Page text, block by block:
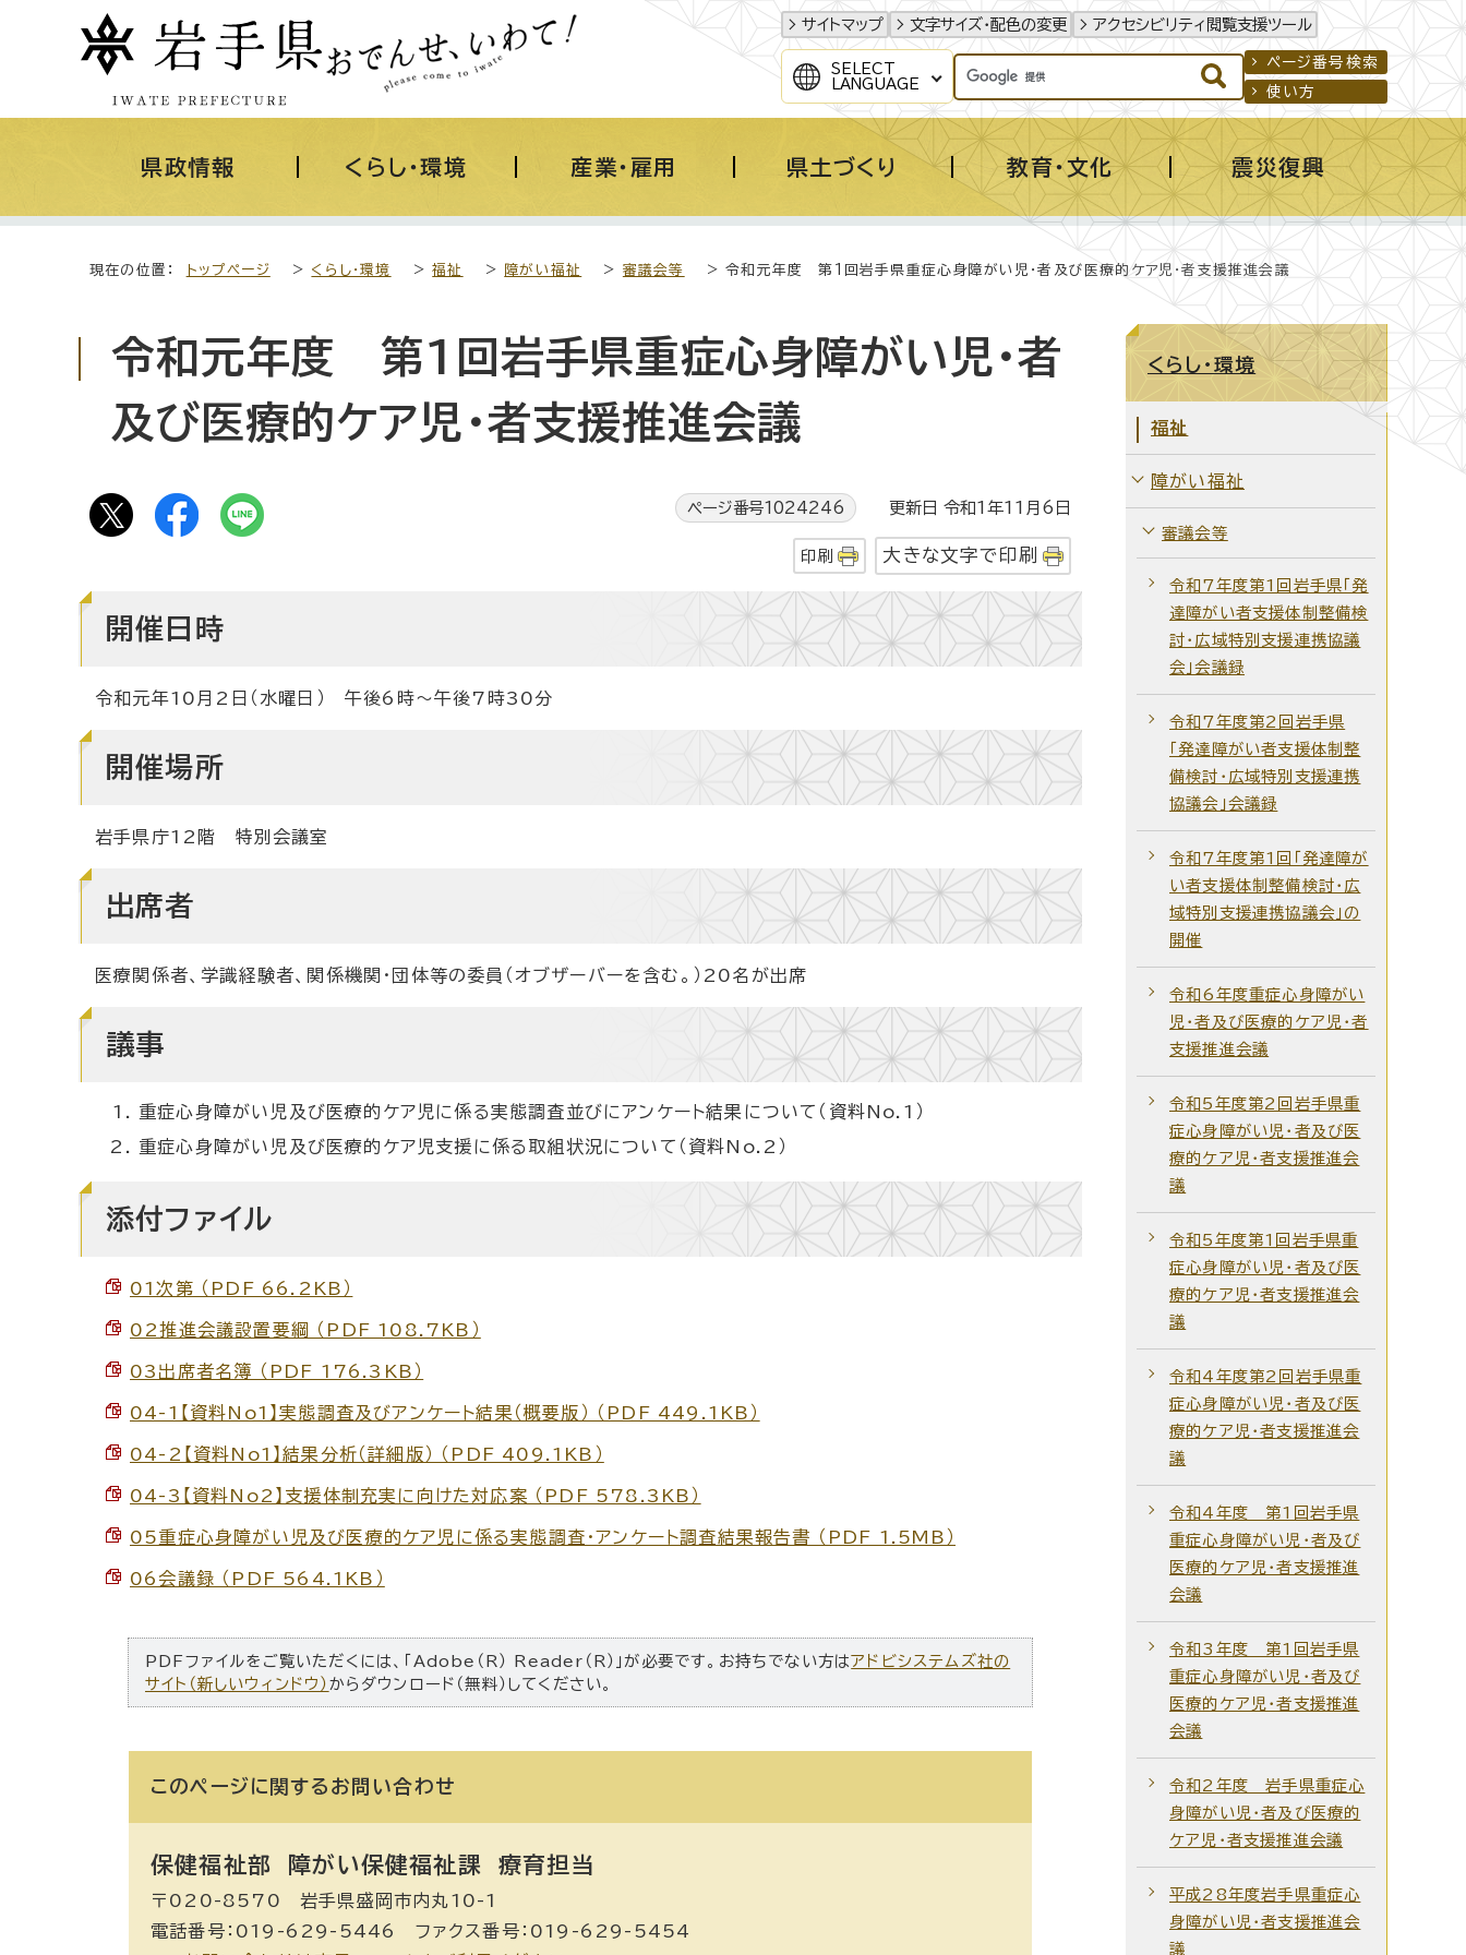
サイトマップ 文字サイズ・配色の変更 アクセシビリティ閲覧支援ツール
SELECT
LANGUAGE
ページ番号検索
使い方
県政情報 くらし・環境 産業・雇用 県土づくり 教育・文化 震災復興
現在の位置： トップページ > くらし・環境 >福祉 > 障がい福祉 > 審議会等 > 令和元年度 第1回岩手県重症心身障がい児・者及び医療的ケア児・者支援推進会議
令和元年度 第1回岩手県重症心身障がい児・者
及び医療的ケア児・者支援推進会議
ページ番号1024246 更新日 令和1年11月6日
印刷 大きな文字で印刷
開催日時
令和元年10月2日（水曜日） 午後6時～午後7時30分
開催場所
岩手県庁12階 特別会議室
出席者
医療関係者、学識経験者、関係機関・団体等の委員（オブザーバーを含む。）20名が出席
議事
重症心身障がい児及び医療的ケア児に係る実態調査並びにアンケート結果について（資料No.1）
重症心身障がい児及び医療的ケア児支援に係る取組状況について（資料No.2）
添付ファイル
01次第 （PDF 66.2KB）
02推進会議設置要綱 （PDF 108.7KB）
03出席者名簿 （PDF 176.3KB）
04-1【資料No1】実態調査及びアンケート結果（概要版） （PDF 449.1KB）
04-2【資料No1】結果分析（詳細版） （PDF 409.1KB）
04-3【資料No2】支援体制充実に向けた対応案 （PDF 578.3KB）
05重症心身障がい児及び医療的ケア児に係る実態調査・アンケート調査結果報告書 （PDF 1.5MB）
06会議録 （PDF 564.1KB）
PDFファイルをご覧いただくには、「Adobe（R） Reader（R）」が必要です。お持ちでない方はアドビシステムズ社の
サイト（新しいウィンドウ） からダウンロード（無料）してください。
このページに関する お問い合わせ
保健福祉部 障がい保健福祉課 療育担当
〒020-8570 岩手県盛岡市内丸10-1
電話番号：019-629-5446 ファクス番号：019-629-5454
くらし・環境
福祉
障がい福祉
審議会等
令和7年度第1回岩手県「発
達障がい者支援体制整備検
討・広域特別支援連携協議
会」会議録
令和7年度第2回岩手県
「発達障がい者支援体制整
備検討・広域特別支援連携
協議会」会議録
令和7年度第1回「発達障が
い者支援体制整備検討・広
域特別支援連携協議会」の
開催
令和6年度重症心身障がい
児・者及び医療的ケア児・者
支援推進会議
令和5年度第2回岩手県重
症心身障がい児・者及び医
療的ケア児・者支援推進会
議
令和5年度第1回岩手県重
症心身障がい児・者及び医
療的ケア児・者支援推進会
議
令和4年度第2回岩手県重
症心身障がい児・者及び医
療的ケア児・者支援推進会
議
令和4年度 第1回岩手県
重症心身障がい児・者及び
医療的ケア児・者支援推進
会議
令和3年度 第1回岩手県
重症心身障がい児・者及び
医療的ケア児・者支援推進
会議
令和2年度 岩手県重症心
身障がい児・者及び医療的
ケア児・者支援推進会議
平成28年度岩手県重症心
身障がい児・者支援推進会
議